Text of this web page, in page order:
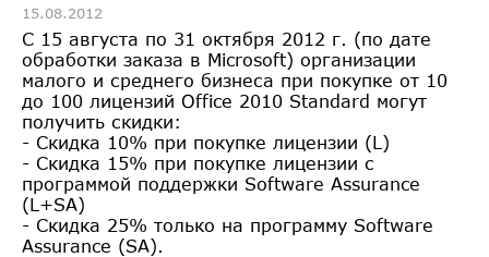
15.08.2012
C 15 августа по 31 октября 2012 г. (по дате
обработки заказа в Microsoft) организации
малого и среднего бизнеса при покупке от 10
до 100 лицензий Office 2010 Standard могут
получить скидки:
- Скидка 10% при покупке лицензии (L)
- Скидка 15% при покупке лицензии с
программой поддержки Software Assurance
(L+SA)
- Скидка 25% только на программу Software
Assurance (SA).